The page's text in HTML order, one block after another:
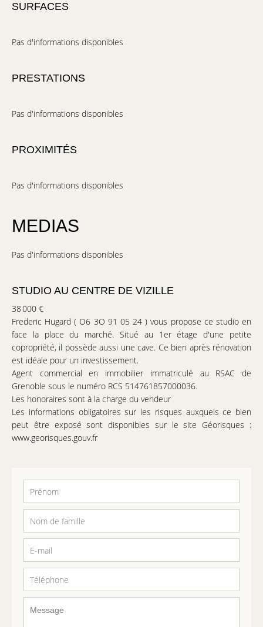
SURFACES
Pas d'informations disponibles
PRESTATIONS
Pas d'informations disponibles
PROXIMITÉS
Pas d'informations disponibles
MEDIAS
Pas d'informations disponibles
STUDIO AU CENTRE DE VIZILLE
38 000 €
Frederic Hugard ( O6 3O 91 05 24 ) vous propose ce studio en
face la place du marché. Situé au 1er étage d'une petite
copropriété, il possède aussi une cave. Ce bien après rénovation
est idéale pour un investissement.
Agent commercial en immobilier immatriculé au RSAC de
Grenoble sous le numéro RCS 514761857000036.
Les honoraires sont à la charge du vendeur
Les informations obligatoires sur les risques auxquels ce bien
peut être exposé sont disponibles sur le site Géorisques :
www.georisques.gouv.fr